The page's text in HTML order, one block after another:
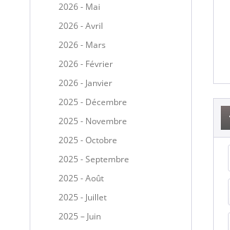
2026 - Mai
2026 - Avril
2026 - Mars
2026 - Février
2026 - Janvier
2025 - Décembre
2025 - Novembre
2025 - Octobre
2025 - Septembre
2025 - Août
2025 - Juillet
2025 – Juin